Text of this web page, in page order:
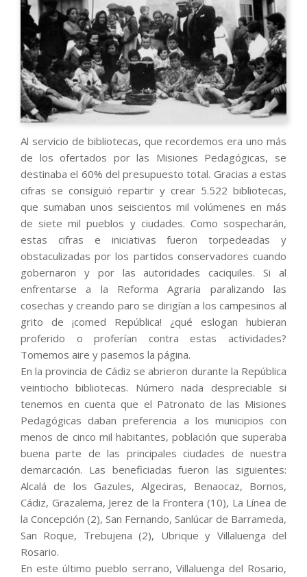
Al servicio de bibliotecas, que recordemos era uno más
de los ofertados por las Misiones Pedagógicas, se
destinaba el 60% del presupuesto total. Gracias a estas
cifras se consiguió repartir y crear 5.522 bibliotecas,
que sumaban unos seiscientos mil volúmenes en más
de siete mil pueblos y ciudades. Como sospecharán,
estas cifras e iniciativas fueron torpedeadas y
obstaculizadas por los partidos conservadores cuando
gobernaron y por las autoridades caciquiles. Si al
enfrentarse a la Reforma Agraria paralizando las
cosechas y creando paro se dirigían a los campesinos al
grito de ¡comed República! ¿qué eslogan hubieran
proferido o proferían contra estas actividades?
Tomemos aire y pasemos la página.
En la provincia de Cádiz se abrieron durante la República
veintiocho bibliotecas. Número nada despreciable si
tenemos en cuenta que el Patronato de las Misiones
Pedagógicas daban preferencia a los municipios con
menos de cinco mil habitantes, población que superaba
buena parte de las principales ciudades de nuestra
demarcación. Las beneficiadas fueron las siguientes:
Alcalá de los Gazules, Algeciras, Benaocaz, Bornos,
Cádiz, Grazalema, Jerez de la Frontera (10), La Línea de
la Concepción (2), San Fernando, Sanlúcar de Barrameda,
San Roque, Trebujena (2), Ubrique y Villaluenga del
Rosario.
En este último pueblo serrano, Villaluenga del Rosario,